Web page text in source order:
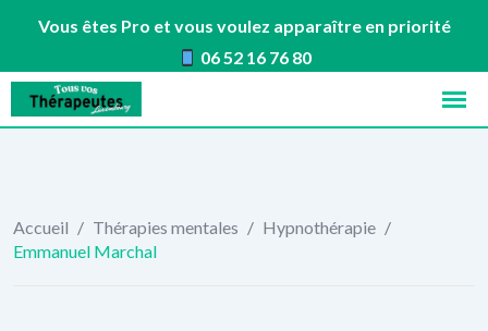
Vous êtes Pro et vous voulez apparaître en priorité
06 52 16 76 80
Skip
content
Accueil / Thérapies mentales / Hypnothérapie /
Emmanuel Marchal